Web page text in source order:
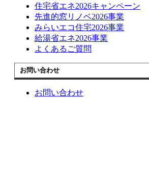
住宅省エネ2026キャンペーン
先進的窓リノベ2026事業
みらいエコ住宅2026事業
給湯省エネ2026事業
よくあるご質問
お問い合わせ
お問い合わせ